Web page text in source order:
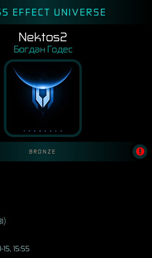
EFFECT UNIVERSE
Nektos2
Богдан Годес
BRONZE
15:55